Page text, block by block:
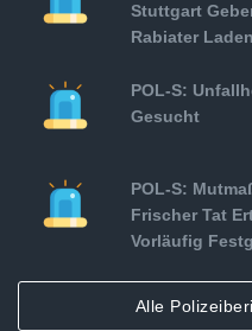
Stuttgart
Rabiater
POL-S:
Gesucht
POL-S:
Frischer Tat
Vorläufig
Alle